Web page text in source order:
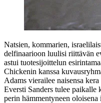
Natsien, kommarien,
delfinaarioon luulisi riittävän
astui tuotesijoittelun
Chickenin kanssa
Adams vierailee naisensa
Eversti Sanders tulee
perin hämmentyneen oloisena